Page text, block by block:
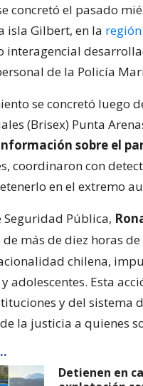
concretó el pasado
isla Gilbert, en la
interagencial
de la Policía
se concretó luego
(Brisex) Punta
sobre el
coordinaron con
en el extremo
Seguridad Pública,
de más de diez horas
chilena,
adolescentes. Esta
y del sistema
la justicia a quienes
Detienen en